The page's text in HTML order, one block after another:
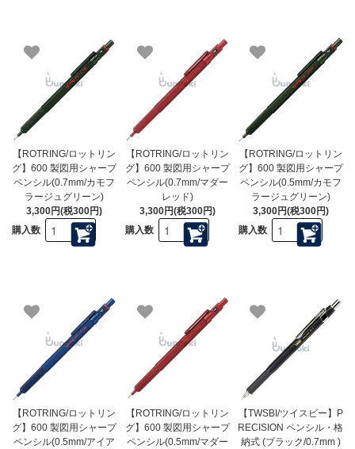
【ROTRING/ロットリン
グ】600 製図用シャープ
ペンシル(0.7mm/カモフ
ラージュグリーン)
3,300円(税300円)
購入数
【ROTRING/ロットリン
グ】600 製図用シャープ
ペンシル(0.7mm/マダー
レッド)
3,300円(税300円)
購入数
【ROTRING/ロットリン
グ】600 製図用シャープ
ペンシル(0.5mm/カモフ
ラージュグリーン)
3,300円(税300円)
購入数
【ROTRING/ロットリン
グ】600 製図用シャープ
ペンシル(0.5mm/アイア
【ROTRING/ロットリン
グ】600 製図用シャープ
ペンシル(0.5mm/マダー
【TWSBI/ツイスビー】P
RECISION ペンシル・格
納式 (ブラック/0.7mm )